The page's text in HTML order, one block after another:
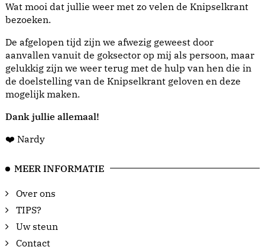
Wat mooi dat jullie weer met zo velen de Knipselkrant
bezoeken.
De afgelopen tijd zijn we afwezig geweest door
aanvallen vanuit de goksector op mij als persoon, maar
gelukkig zijn we weer terug met de hulp van hen die in
de doelstelling van de Knipselkrant geloven en deze
mogelijk maken.
Dank jullie allemaal!
❤️ Nardy
MEER INFORMATIE
Over ons
TIPS?
Uw steun
Contact